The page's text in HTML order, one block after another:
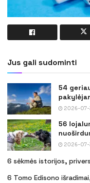
Jus gali sudominti
54
2026-07-
56
2026-07-
6 sėkmės istorijos,
6 Tomo Edisono